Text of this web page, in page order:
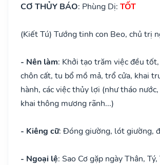
CƠ THỦY BÁO: Phùng Dị: TỐT
(Kiết Tú) Tướng tinh con Beo, chủ trị
- Nên làm: Khởi tạo trăm việc đều
chôn cất, tu bổ mồ mả, trổ cửa, khai
hành, các việc thủy lợi (như tháo
khai thông mương rãnh...)
- Kiêng cữ: Đóng giường, lót giường,
- Ngoại lệ: Sao Cơ gặp ngày Thân,